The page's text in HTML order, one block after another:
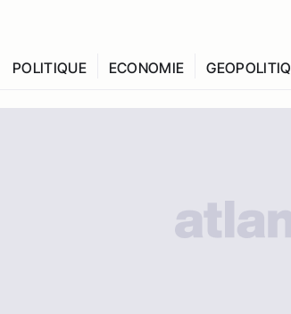
POLITIQUE ECONOMIE